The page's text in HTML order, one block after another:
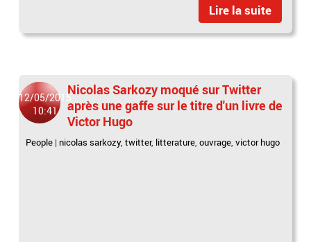
Lire la suite
12/05/2015
10:41
Nicolas Sarkozy moqué sur Twitter
après une gaffe sur le titre d'un livre de
Victor Hugo
People | nicolas sarkozy,twitter, litterature,ouvrage,victor hugo